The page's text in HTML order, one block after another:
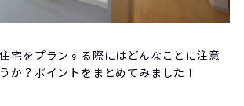
宅をプランする際にはどんなことに注意
か？ポイントをまとめてみました！